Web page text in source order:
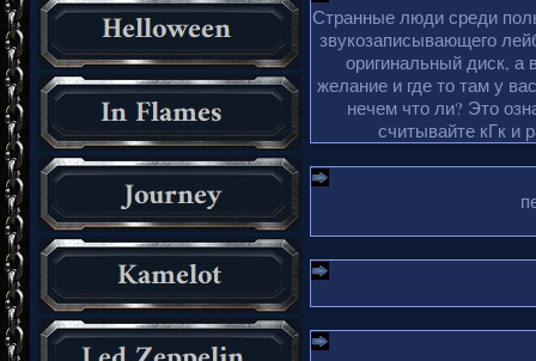
Странные люди среди
звукозаписывающего
оригинальный диск, а
желание и где то там у
нечем что ли? Это
считывайте кГк и